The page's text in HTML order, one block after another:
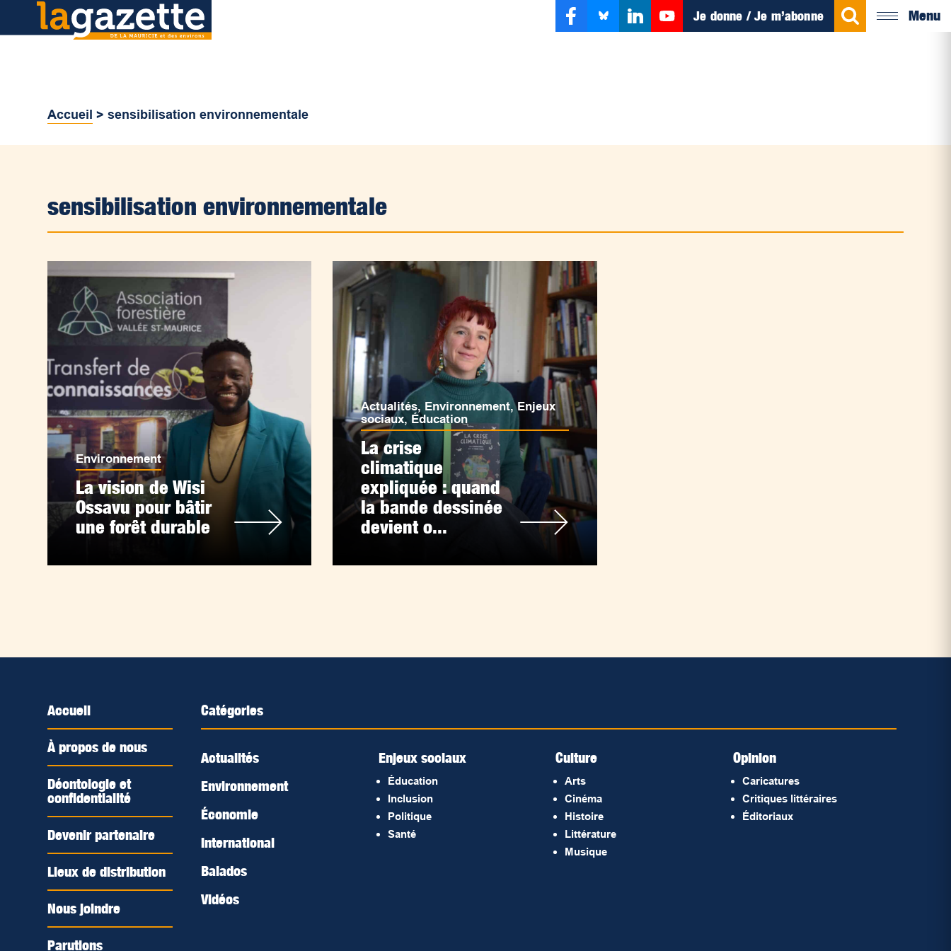
Je donne / Je m’abonne Menu
Accueil >sensibilisation environnementale
sensibilisation environnementale
Environnement
La vision de Wisi
Ossavu pour bâtir
une forêt durable
Actualités, Environnement,Enjeux
sociaux, Éducation
La crise
climatique
expliquée : quand
la bande dessinée
devient o...
Accueil
À propos de nous
Déontologie et
confidentialité
Devenir partenaire
Lieux de distribution
Nous joindre
Parutions
Catégories
Actualités
Environnement
Économie
International
Balados
Vidéos
Enjeux sociaux
Éducation
Inclusion
Politique
Santé
Culture
Arts
Cinéma
Histoire
Littérature
Musique
Opinion
Caricatures
Critiques littéraires
Éditoriaux